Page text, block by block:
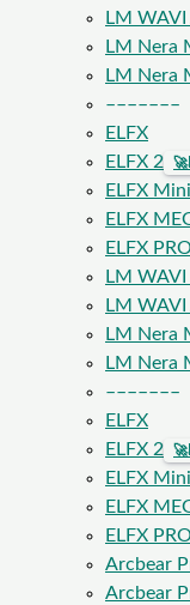
LM
LM Nera
LM Nera
–––––––
ELFX
ELFX 2
🚀
ELFX Mini
ELFX
ELFX PRO
LM WAVI
LM
LM Nera
LM Nera
–––––––
ELFX
ELFX 2
🚀
ELFX Mini
ELFX
ELFX PRO
Arcbear
Arcbear